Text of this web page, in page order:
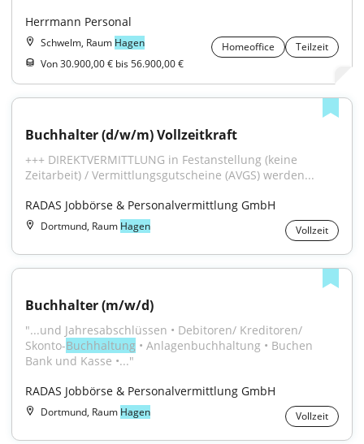
Herrmann Personal
Schwelm, Raum Hagen Homeoffice
Teilzeit
Von 30.900,00 € bis 56.900,00 €
Buchhalter (d/w/m) Vollzeitkraft
+++ DIREKTVERMITTLUNG in Festanstellung (keine
Zeitarbeit) / Vermittlungsgutscheine (AVGS) werden...
RADAS Jobbörse & Personalvermittlung GmbH
Dortmund, Raum Hagen Vollzeit
Buchhalter (m/w/d)
"...und Jahresabschlüssen • Debitoren/ Kreditoren/
Skonto-Buchhaltung • Anlagenbuchhaltung • Buchen
Bank und Kasse •..."
RADAS Jobbörse & Personalvermittlung GmbH
Dortmund, Raum Hagen Vollzeit